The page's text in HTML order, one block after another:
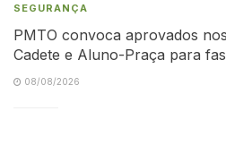
SEGURANÇA
PMTO convoca aprovados
Cadete e Aluno-Praça para
08/08/2026